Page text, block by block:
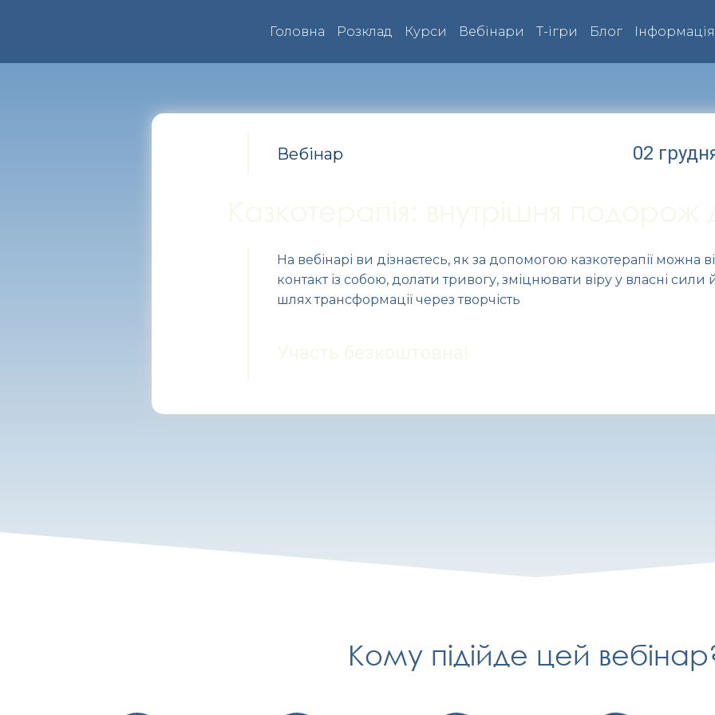
Головна Розклад Курси Вебінари Т-ігри Блог Інформація
Вебінар
На вебінарі ви дізнаєтесь, як за допомогою казкотерапії можна
контакт із собою, долати тривогу, зміцнювати віру у власні
шлях трансформації через творчість
02
Кому підійде цей